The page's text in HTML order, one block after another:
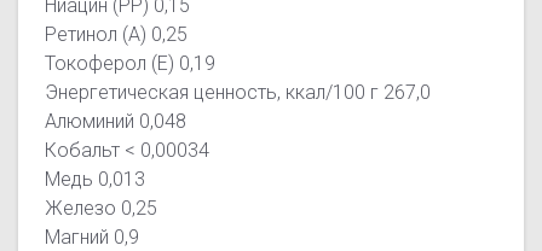
Ниацин (РР) 0,15
Ретинол (А) 0,25
Токоферол (Е) 0,19
Энергетическая ценность, ккал/100 г 267,0
Алюминий 0,048
Кобальт < 0,00034
Медь 0,013
Железо 0,25
Магний 0,9